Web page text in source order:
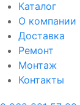
Каталог
О компании
Доставка
Ремонт
Монтаж
Контакты